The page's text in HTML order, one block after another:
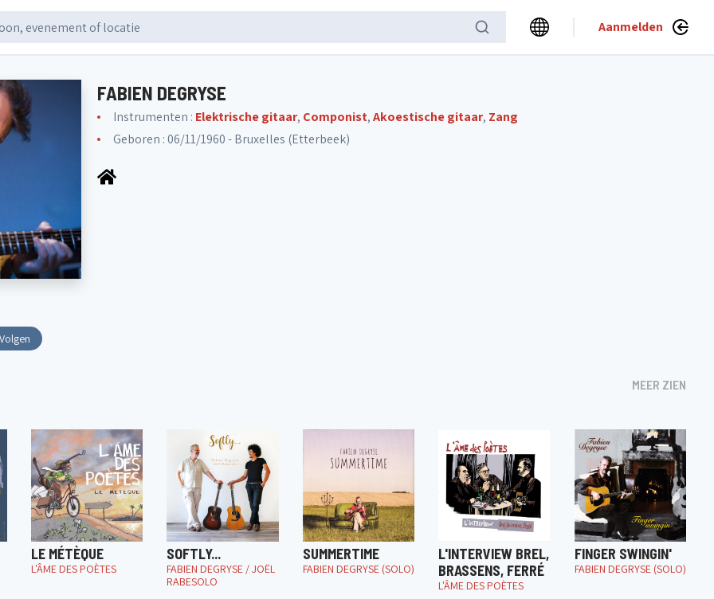
Aanmelden
FABIEN DEGRYSE
Instrumenten : Elektrische gitaar, Componist,Akoestische gitaar, Zang
Geboren : 06/11/1960 - Bruxelles (Etterbeek)
Volgen
MEER ZIEN
LE MÉTÈQUE
L'ÂME DES POÈTES
SOFTLY...
FABIEN DEGRYSE / JOËL
RABESOLO
SUMMERTIME
FABIEN DEGRYSE (SOLO)
L'INTERVIEW BREL,
BRASSENS, FERRÉ
L'ÂME DES POÈTES
FINGER SWINGIN'
FABIEN DEGRYSE (SOLO)